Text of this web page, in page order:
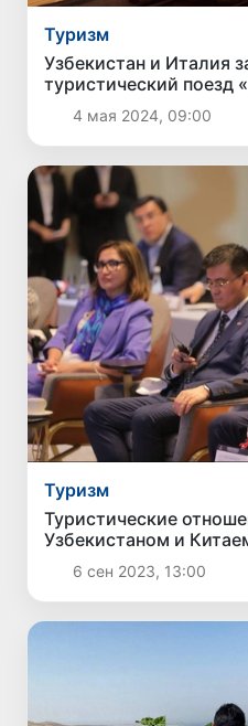
Туризм
Узбекистан и Италия
туристический поезд
экспресс»
4 мая 2024, 09:00
Туризм
Туристические
Узбекистаном и
уровень
6 сен 2023, 13:00